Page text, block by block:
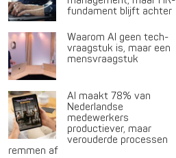
fundament blijft achter
Waarom AI geen tech-
vraagstuk is, maar een
mensvraagstuk
AI maakt 78% van
Nederlandse
medewerkers
productiever, maar
verouderde processen
remmen af